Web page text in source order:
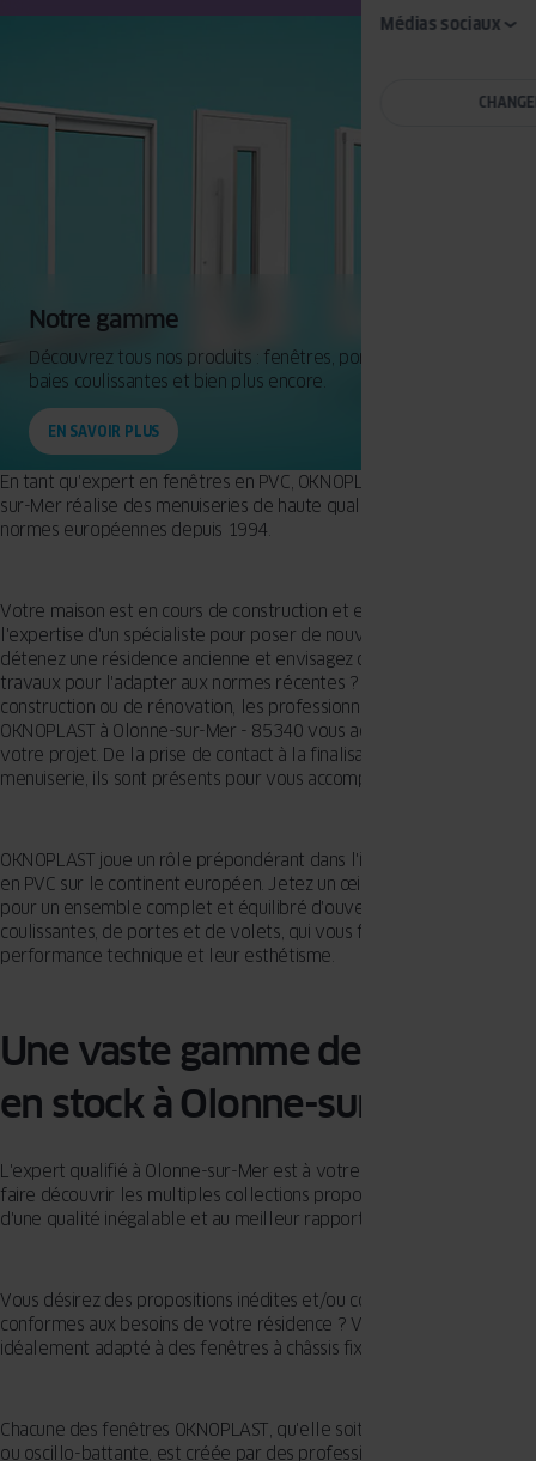
Médias sociaux
Notre gamme
Découvrez tous nos produits : fenêtres, portes d'entrée,
baies coulissantes et bien plus encore.
EN SAVOIR PLUS
En tant qu'expert en fenêtres en PVC, OKNOPLAST basé à Olonne-
sur-Mer réalise des menuiseries de haute qualité et conformes aux
normes européennes depuis 1994.
Votre maison est en cours de construction et elle a besoin de
l'expertise d'un spécialiste pour poser de nouvelles fenêtres ? Vous
détenez une résidence ancienne et envisagez de commencer des
travaux pour l'adapter aux normes récentes ? Qu'il s’agisse de
construction ou de rénovation, les professionnels agréés
OKNOPLAST à Olonne-sur-Mer - 85340 vous accompagnent dans
votre projet. De la prise de contact à la finalisation de vos projets de
menuiserie, ils sont présents pour vous accompagner.
OKNOPLAST joue un rôle prépondérant dans l'industrie des fenêtres
en PVC sur le continent européen. Jetez un œil à notre assortiment
pour un ensemble complet et équilibré d'ouvertures, de baies
coulissantes, de portes et de volets, qui vous fascineront par leur
performance technique et leur esthétisme.
Une vaste gamme de fenêtres
en stock à Olonne-sur-Mer
L'expert qualifié à Olonne-sur-Mer est à votre disposition pour vous
faire découvrir les multiples collections proposées par OKNOPLAST,
d'une qualité inégalable et au meilleur rapport qualité/prix.
Vous désirez des propositions inédites et/ou complètement
conformes aux besoins de votre résidence ? Votre projet serait-il
idéalement adapté à des fenêtres à châssis fixes ?
Chacune des fenêtres OKNOPLAST, qu'elle soit battante, coulissante
ou oscillo-battante, est créée par des professionnels afin de